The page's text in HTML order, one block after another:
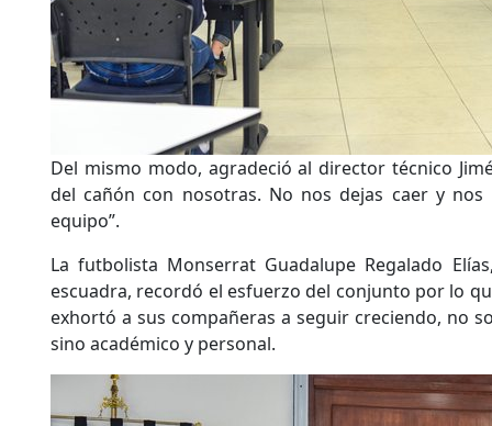
Del mismo modo, agradeció al director técnico
del cañón con nosotras. No nos dejas caer y
equipo”.
La futbolista Monserrat Guadalupe Regalado
escuadra, recordó el esfuerzo del conjunto por lo
exhortó a sus compañeras a seguir creciendo, no
sino académico y personal.